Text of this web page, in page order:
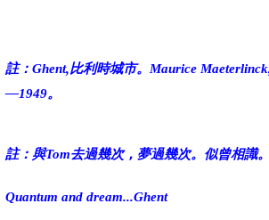
註：Ghent,比利時城市。Maurice
—1949。
註：與Tom去過幾次，夢過幾次。似曾相識。
Quantum and dream...Ghent